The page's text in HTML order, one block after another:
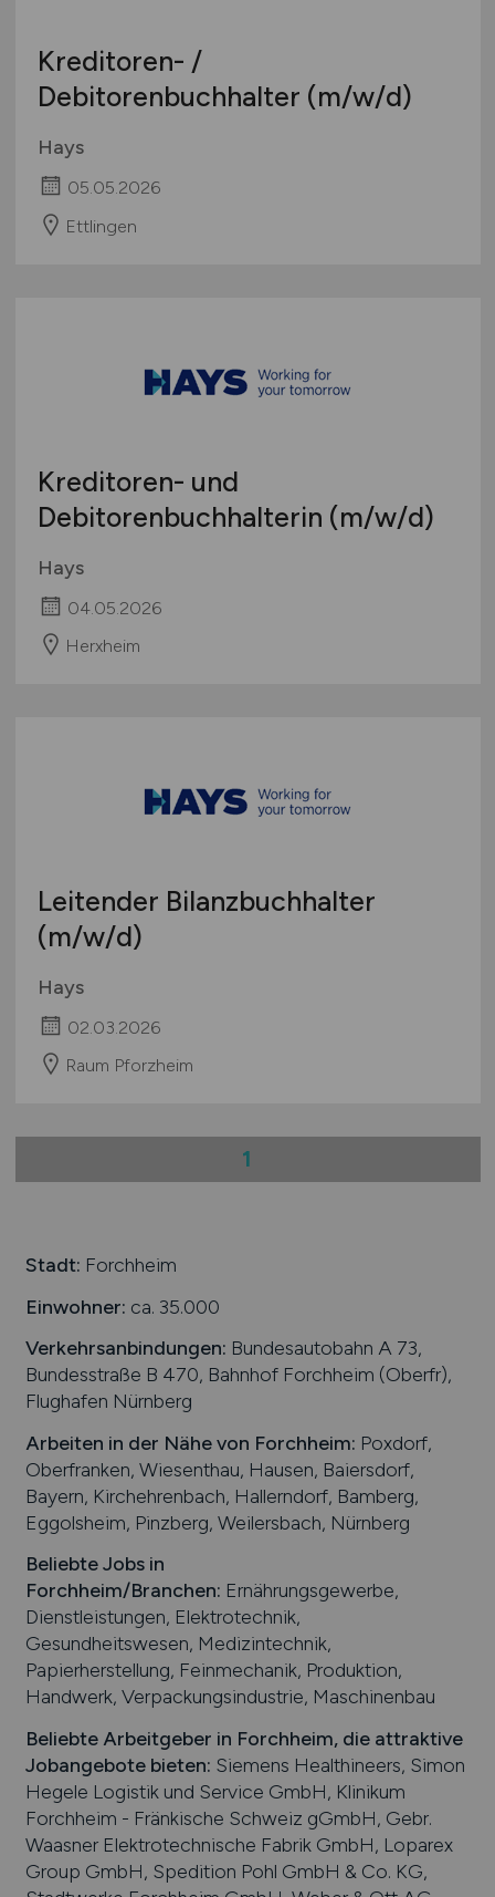
Kreditoren- /
Debitorenbuchhalter (m/w/d)
Hays
05.05.2026
Ettlingen
Kreditoren- und
Debitorenbuchhalterin (m/w/d)
Hays
04.05.2026
Herxheim
Leitender Bilanzbuchhalter
(m/w/d)
Hays
02.03.2026
Raum Pforzheim
1
Stadt: Forchheim
Einwohner: ca. 35.000
Verkehrsanbindungen: Bundesautobahn A 73,
Bundesstraße B 470, Bahnhof Forchheim (Oberfr),
Flughafen Nürnberg
Arbeiten in der Nähe von Forchheim: Poxdorf,
Oberfranken, Wiesenthau, Hausen, Baiersdorf,
Bayern, Kirchehrenbach, Hallerndorf, Bamberg,
Eggolsheim, Pinzberg, Weilersbach, Nürnberg
Beliebte Jobs in
Forchheim/Branchen: Ernährungsgewerbe,
Dienstleistungen, Elektrotechnik,
Gesundheitswesen, Medizintechnik,
Papierherstellung, Feinmechanik, Produktion,
Handwerk, Verpackungsindustrie, Maschinenbau
Beliebte Arbeitgeber in Forchheim, die attraktive
Jobangebote bieten: Siemens Healthineers, Simon
Hegele Logistik und Service GmbH, Klinikum
Forchheim - Fränkische Schweiz gGmbH, Gebr.
Waasner Elektrotechnische Fabrik GmbH, Loparex
Group GmbH, Spedition Pohl GmbH & Co. KG,